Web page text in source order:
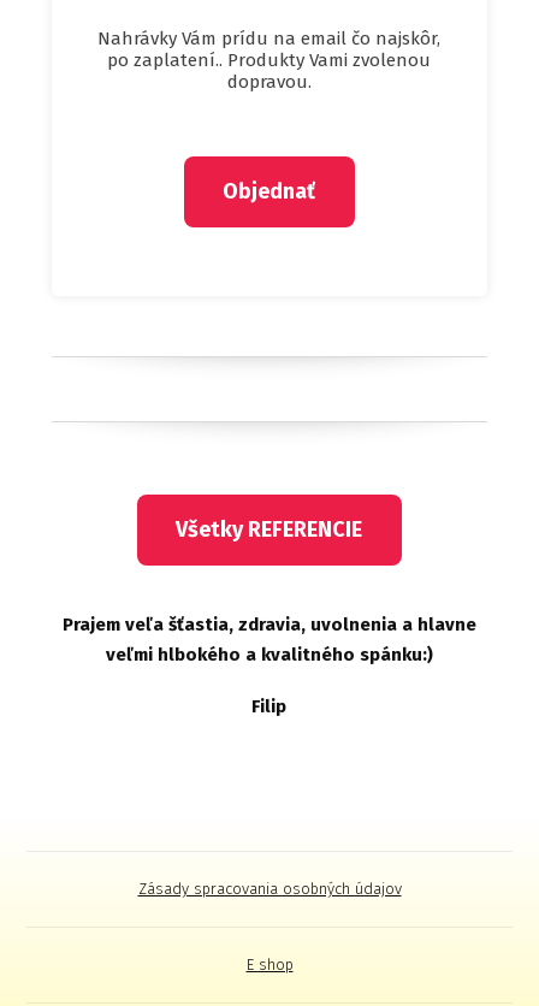
Nahrávky Vám prídu na email čo najskôr,
po zaplatení.. Produkty Vami zvolenou
dopravou.
Objednať
Všetky REFERENCIE
Prajem veľa šťastia, zdravia, uvolnenia a hlavne
veľmi hlbokého a kvalitného spánku:)
Filip
Zásady spracovania osobných údajov
E shop